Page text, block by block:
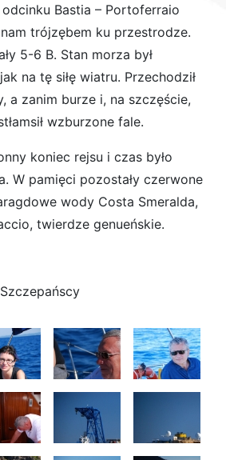
Bastia – Portoferraio
trójzębem ku przestrodze.
5-6 B. Stan morza był
na tę siłę wiatru. Przechodził
a zanim burze i, na szczęście,
wzburzone fale.
koniec rejsu i czas było
W pamięci pozostały czerwone
wody Costa Smeralda,
twierdze genueńskie.